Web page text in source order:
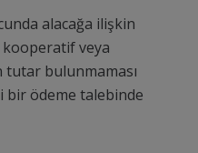
alacağa ilişkin
kooperatif veya
bulunmaması
ödeme talebinde